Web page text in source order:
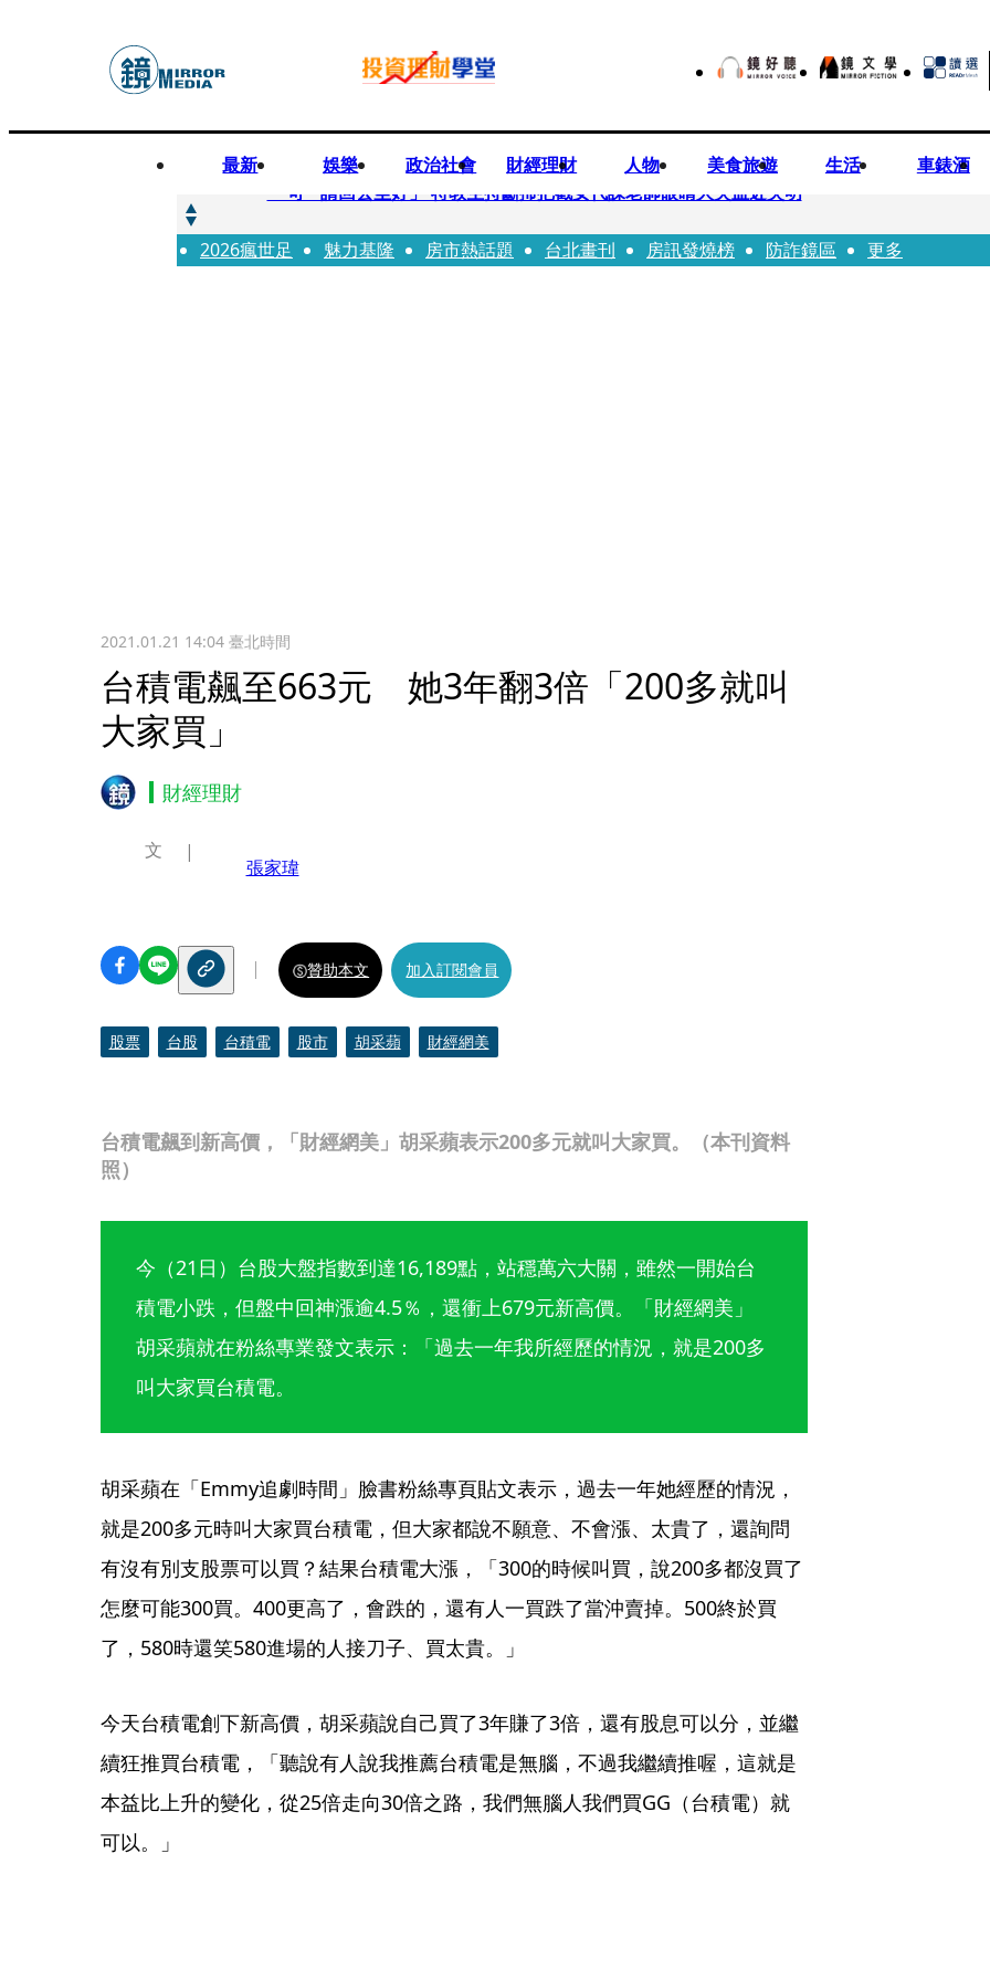
最新 娛樂 政治社會 財經理財 人物 美食旅遊 生活 車錶酒
快訊
一句「請回去坐好」 特教生持斷掃把戳女代課老師眼睛大失血近失明
快訊
新聞內幕／員工4月就反映毒油 中聯高層隱匿鐵證曝光
2026瘋世足 魅力基隆 房市熱話題 台北畫刊 房訊發燒榜 防詐鏡區 更多
2021.01.21 14:04臺北時間
台積電飆至663元 她3年翻3倍「200多就叫
大家買」
財經理財
台積電飆到新高價，「財經網美」胡采蘋表示200多元就叫大家買。（本刊資料
照）
文
張家瑋
贊助本文 加入訂閱會員
股票 台股 台積電 股市 胡采蘋 財經網美
今（21日）台股大盤指數到達16,189點，站穩萬六大關，雖然一開始台
積電小跌，但盤中回神漲逾4.5％，還衝上679元新高價。「財經網美」
胡采蘋就在粉絲專業發文表示：「過去一年我所經歷的情況，就是200多
叫大家買台積電。
胡采蘋在「Emmy追劇時間」臉書粉絲專頁貼文表示，過去一年她經歷的情況，
就是200多元時叫大家買台積電，但大家都說不願意、不會漲、太貴了，還詢問
有沒有別支股票可以買？結果台積電大漲，「300的時候叫買，說200多都沒買了
怎麼可能300買。400更高了，會跌的，還有人一買跌了當沖賣掉。500終於買
了，580時還笑580進場的人接刀子、買太貴。」
今天台積電創下新高價，胡采蘋說自己買了3年賺了3倍，還有股息可以分，並繼
續狂推買台積電，「聽說有人說我推薦台積電是無腦，不過我繼續推喔，這就是
本益比上升的變化，從25倍走向30倍之路，我們無腦人我們買GG（台積電）就
可以。」